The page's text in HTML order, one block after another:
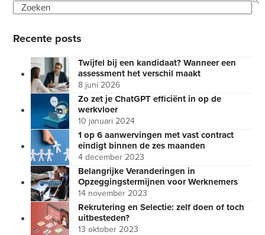
Search
Recente posts
Twijfel bij een kandidaat? Wanneer een
assessment het verschil maakt
8 juni 2026
Zo zet je ChatGPT efficiënt in op de
werkvloer
10 januari 2024
1 op 6 aanwervingen met vast contract
eindigt binnen de zes maanden
4 december 2023
Belangrijke Veranderingen in
Opzeggingstermijnen voor Werknemers
14 november 2023
Rekrutering en Selectie: zelf doen of toch
uitbesteden?
13 oktober 2023